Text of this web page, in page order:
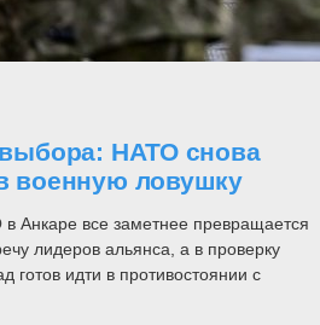
выбора: НАТО снова
военную ловушку
Анкаре все заметнее превращается
лидеров альянса, а в проверку
готов идти в противостоянии с